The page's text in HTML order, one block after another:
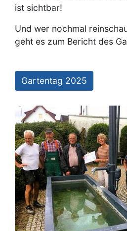
ist sichtbar!
Und wer nochmal
geht es zum Bericht des
Gartentag 2025
Image